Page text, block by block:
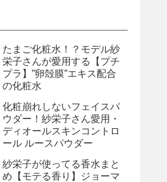
たまご化粧水！？モデル紗
栄子さんが愛用する【プチ
プラ】”卵殻膜”エキス配合
の化粧水
化粧崩れしないフェイスパ
ウダー！紗栄子さん愛用・
ディオールスキンコントロ
ール ルースパウダー
紗栄子が使ってる香水まと
め【モテる香り】ジョーマ